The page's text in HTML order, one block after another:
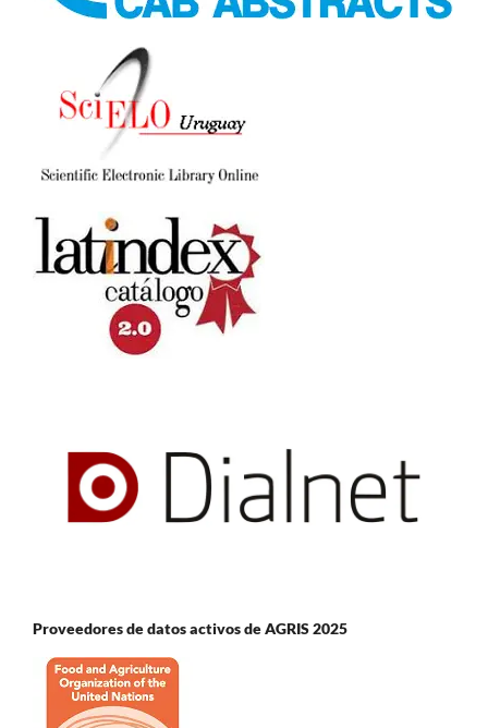
Proveedores de datos activos de AGRIS 2025